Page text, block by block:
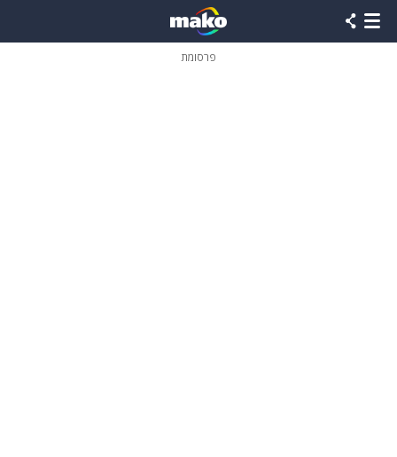
פרסומת